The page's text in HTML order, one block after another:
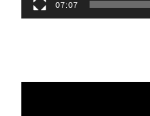
07:07